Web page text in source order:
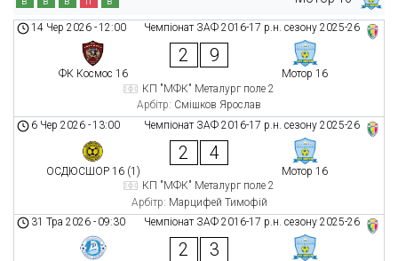
Чемпіонат ЗАФ 2016-17 р.н. сезону 2025-26
14 Чер 2026 -12:00
ФК Космос 16
2 9
Мотор 16
КП "МФК" Металург поле 2
Арбітр: Смішков Ярослав
Чемпіонат ЗАФ 2016-17 р.н. сезону 2025-26
6 Чер 2026 -13:00
ОСДЮСШОР 16 (1)
2 4
Мотор 16
КП "МФК" Металург поле 2
Арбітр: Марцифей Тимофій
Чемпіонат ЗАФ 2016-17 р.н. сезону 2025-26
31 Тра 2026 - 09:30
2 3